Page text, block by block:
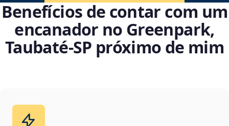
Benefícios de contar com um
encanador no Greenpark,
Taubaté‑SP próximo de mim